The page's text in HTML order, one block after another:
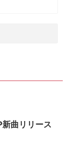
曲リリース